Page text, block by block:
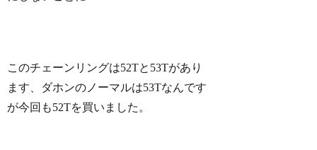
このチェーンリングは52Tと53Tがあり
ます、ダホンのノーマルは53Tなんです
が今回も52Tを買いました。